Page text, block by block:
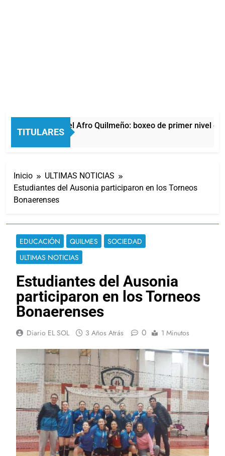
TITULARES
La noche del Afro Quilmeño: boxeo de primer nivel en
11 Horas Atrás
Inicio
ULTIMAS NOTICIAS
Estudiantes del Ausonia participaron en los Torneos
Bonaerenses
EDUCACIÓN QUILMES
SOCIEDAD
ULTIMAS NOTICIAS
Estudiantes del Ausonia
participaron en los Torneos
Bonaerenses
Diario EL SOL 3 Años Atrás 0 1 Minutos